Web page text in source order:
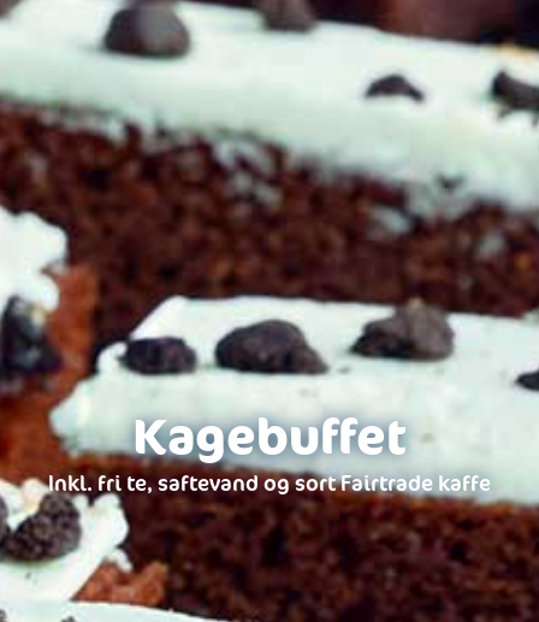
Kagebuffet
Inkl. fri te, saftevand og sort Fairtrade kaffe